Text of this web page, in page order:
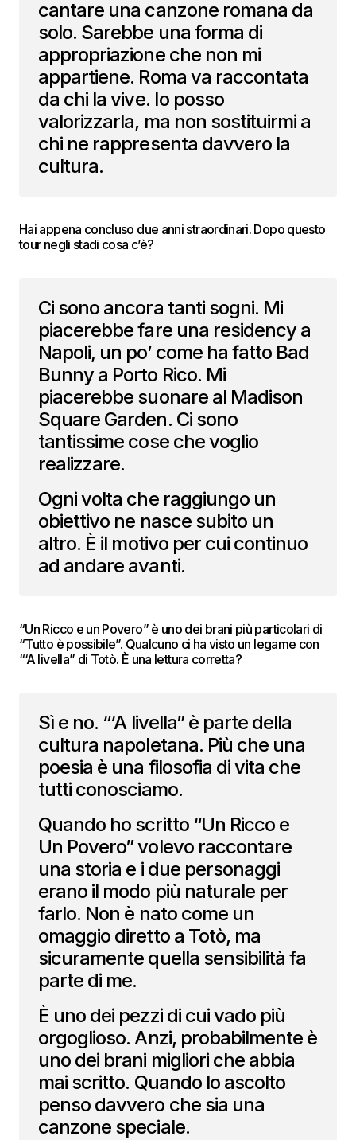
cantare una canzone romana da
solo. Sarebbe una forma di
appropriazione che non mi
appartiene. Roma va raccontata
da chi la vive. Io posso
valorizzarla, ma non sostituirmi a
chi ne rappresenta davvero la
cultura.
Hai appena concluso due anni straordinari. Dopo questo
tour negli stadi cosa c’è?
Ci sono ancora tanti sogni. Mi
piacerebbe fare una residency a
Napoli, un po’ come ha fatto Bad
Bunny a Porto Rico. Mi
piacerebbe suonare al Madison
Square Garden. Ci sono
tantissime cose che voglio
realizzare.
Ogni volta che raggiungo un
obiettivo ne nasce subito un
altro. È il motivo per cui continuo
ad andare avanti.
“Un Ricco e un Povero” è uno dei brani più particolari di
“Tutto è possibile”. Qualcuno ci ha visto un legame con
“‘A livella” di Totò. È una lettura corretta?
Sì e no. “‘A livella” è parte della
cultura napoletana. Più che una
poesia è una filosofia di vita che
tutti conosciamo.
Quando ho scritto “Un Ricco e
Un Povero” volevo raccontare
una storia e i due personaggi
erano il modo più naturale per
farlo. Non è nato come un
omaggio diretto a Totò, ma
sicuramente quella sensibilità fa
parte di me.
È uno dei pezzi di cui vado più
orgoglioso. Anzi, probabilmente è
uno dei brani migliori che abbia
mai scritto. Quando lo ascolto
penso davvero che sia una
canzone speciale.